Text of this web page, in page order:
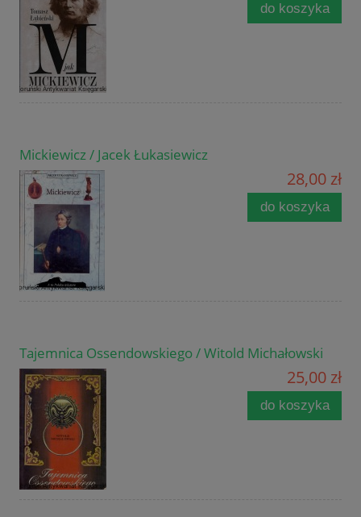
do koszyka
Mickiewicz / Jacek Łukasiewicz
28,00 zł
do koszyka
Tajemnica Ossendowskiego / Witold Michałowski
25,00 zł
do koszyka